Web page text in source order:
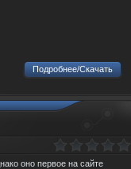
Подробнее/Скачать
оно первое на сайте